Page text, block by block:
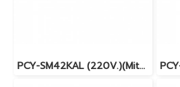
PCY-SM42KAL (220V.)(Mitsubishi Electric Mr.Slim) รุ่นแขวนใต้ฝ้าเพดาน INVERTER น้ำยา R32 พร้อมบริการติดตั้ง